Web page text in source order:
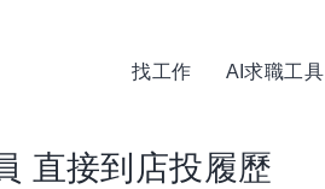
找工作 AI求職工具
直接到店投履歷